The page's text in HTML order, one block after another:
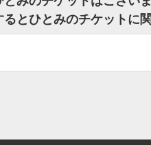
とひとみのチケットに